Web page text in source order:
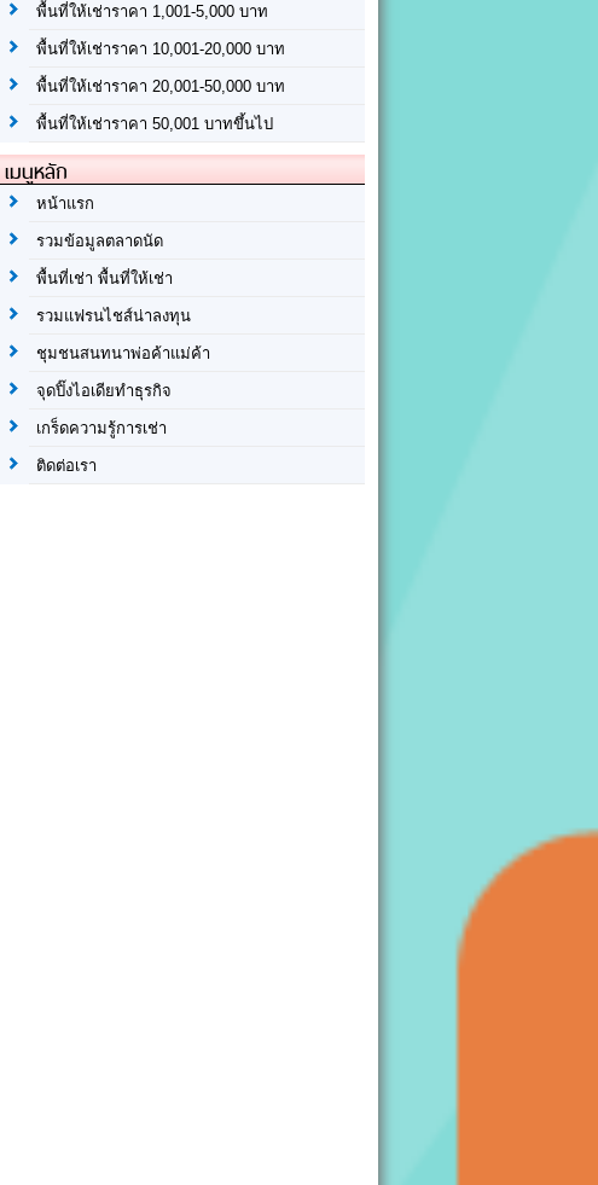
พื้นที่ให้เช่าราคา 1,001-5,000 บาท
พื้นที่ให้เช่าราคา 10,001-20,000 บาท
พื้นที่ให้เช่าราคา 20,001-50,000 บาท
พื้นที่ให้เช่าราคา 50,001 บาทขึ้นไป
เมนูหลัก
หน้าแรก
รวมข้อมูลตลาดนัด
พื้นที่เช่า พื้นที่ให้เช่า
รวมแฟรนไชส์น่าลงทุน
ชุมชนสนทนาพ่อค้าแม่ค้า
จุดปิ๊งไอเดียทำธุรกิจ
เกร็ดความรู้การเช่า
ติดต่อเรา